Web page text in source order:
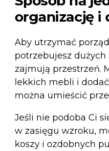
organizację i
Aby utrzymać
potrzebujesz
zajmują przestrzeń.
lekkich mebli i
można umieścić
Jeśli nie podoba Ci
w zasięgu wzroku,
koszy i ozdobnych